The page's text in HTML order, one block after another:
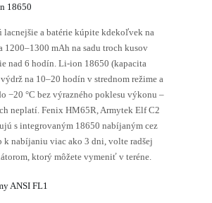
18650
lacnejšie a batérie kúpite kdekoľvek na
1200–1300 mAh na sadu troch kusov
nad 6 hodín. Li-ion 18650 (kapacita
na 10–20 hodín v strednom režime a
−20 °C bez výrazného poklesu výkonu –
neplatí. Fenix HM65R, Armytek Elf C2
s integrovaným 18650 nabíjaným cez
k nabíjaniu viac ako 3 dni, volte radšej
ktorý môžete vymeniť v teréne.
ANSI FL1